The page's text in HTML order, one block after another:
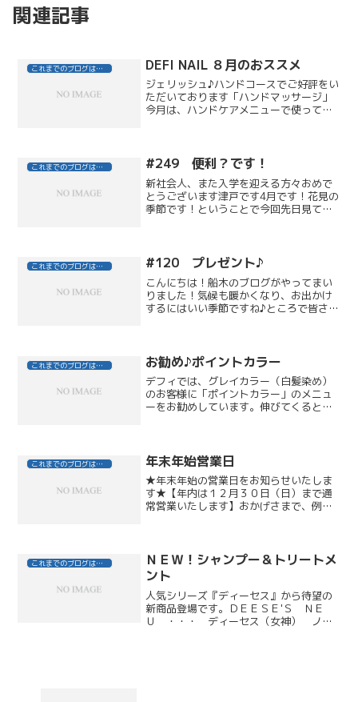
関連記事
これまでのブログはこちら DEFI NAIL ８月のおススメ
ジェリッシュ♪ハンドコースでご好評をい
ただいております「ハンドマッサージ」
今月は、ハンドケアメニューで使ってい
ったお客さまが気になりま...
これまでのブログはこちら #249 便利？です！
新社会人、また入学を迎える方々おめで
とうございます津戸です4月です！花見の
季節です！ということで今回先日見てい
ビニなどでジュース、お...
これまでのブログはこちら #120 プレゼント♪
こんにちは！船木のブログがやってまい
りました！気候も暖かくなり、お出かけ
するにはいい季節ですね♪ところで皆さま
ので誕生日や母の日に...
これまでのブログはこちら お勧め♪ポイントカラー
デフィでは、グレイカラー（白髪染め）
のお客様に「ポイントカラー」のメニュ
ーをお勧めしています。伸びてくると一
時間～１時間１５分程度。...
これまでのブログはこちら 年末年始営業日
★年末年始の営業日をお知らせいたしま
す★【年内は１２月３０日（日）まで通
常営業いたします】おかげさまで、例年
おります。【１２月３１日...
これまでのブログはこちら
ＮＥＷ！シャンプー＆トリートメ
ント
人気シリーズ『ディーセス』から待望の
新商品登場です。ＤＥＥＳＥ'Ｓ ＮＥ
Ｕ ・・・ ディーセス（女神） ノイ